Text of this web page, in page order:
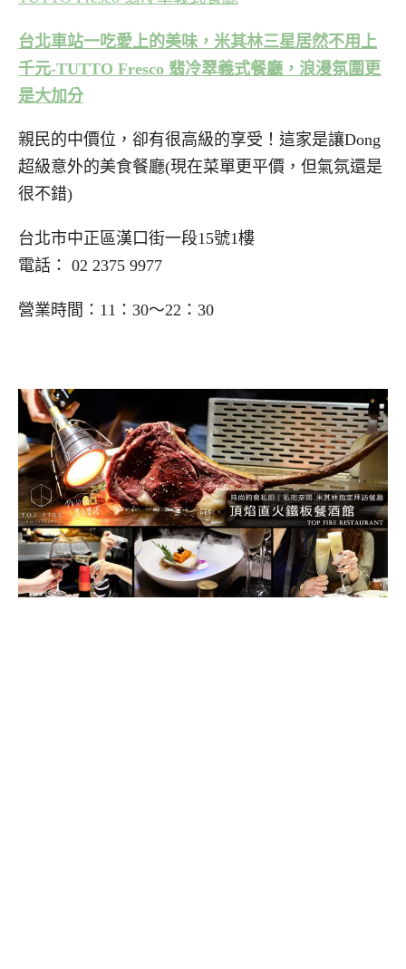
台北車站一吃愛上的美味，米其林三星居然不用上
千元-TUTTO Fresco 翡冷翠義式餐廳，浪漫氛圍更
是大加分
親民的中價位，卻有很高級的享受！這家是讓Dong
超級意外的美食餐廳(現在菜單更平價，但氣氛還是
很不錯)
台北市中正區漢口街一段15號1樓
電話： 02 2375 9977
營業時間：11：30～22：30